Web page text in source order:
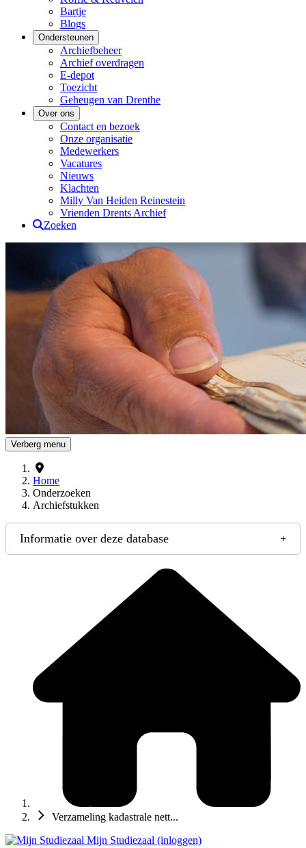
Bartje
Blogs
Ondersteunen
Archiefbeheer
Archief overdragen
E-depot
Toezicht
Geheugen van Drenthe
Over ons
Contact en bezoek
Onze organisatie
Medewerkers
Vacatures
Nieuws
Klachten
Milly Van Heiden Reinestein
Vrienden Drents Archief
Zoeken
Drents Archief
Verberg menu
Home
Onderzoeken
Archiefstukken
Informatie over deze database
Verzameling kadastrale nett...
Mijn Studiezaal (inloggen)